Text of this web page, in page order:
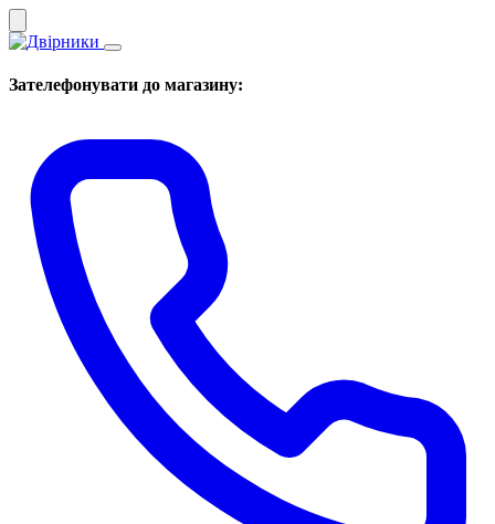
Зателефонувати до магазину: